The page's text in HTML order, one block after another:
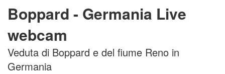
Boppard - Germania Live
webcam
Veduta di Boppard e del fiume Reno in
Germania